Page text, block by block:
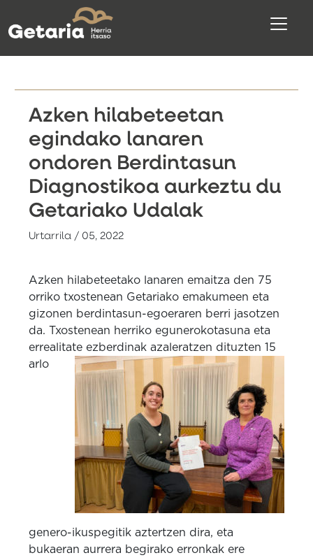
Azken hilabeteetan
egindako lanaren
ondoren Berdintasun
Diagnostikoa aurkeztu du
Getariako Udalak
Urtarrila / 05, 2022
Azken hilabeteetako lanaren emaitza den 75
orriko txostenean Getariako emakumeen eta
gizonen berdintasun-egoeraren berri jasotzen
da. Txostenean herriko egunerokotasuna eta
errealitate ezberdinak azaleratzen dituzten 15
arlo
genero-ikuspegitik aztertzen dira, eta
bukaeran aurrera begirako erronkak ere